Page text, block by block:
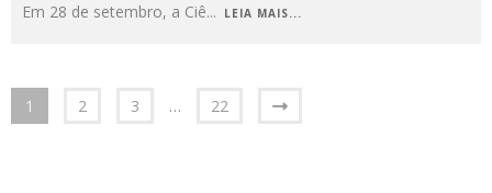
Em 28 de setembro, a Ciê... LEIA MAIS...
1 2 3 … 22